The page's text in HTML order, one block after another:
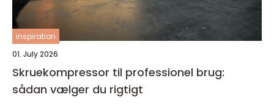
inspiration
01. July 2026
Skruekompressor til professionel brug:
sådan vælger du rigtigt